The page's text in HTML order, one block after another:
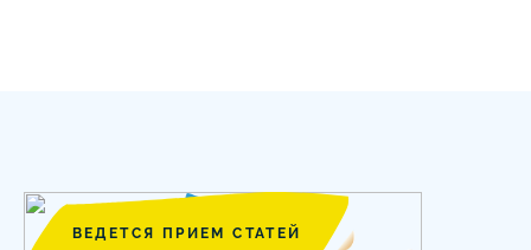
ВЕДЕТСЯ ПРИЕМ СТАТЕЙ